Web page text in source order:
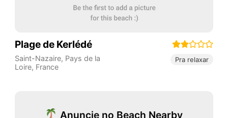
Plage de Kerlédé
Saint-Nazaire, Pays de la
Loire, France
Pra relaxar
Anuncie no Beach Nearby